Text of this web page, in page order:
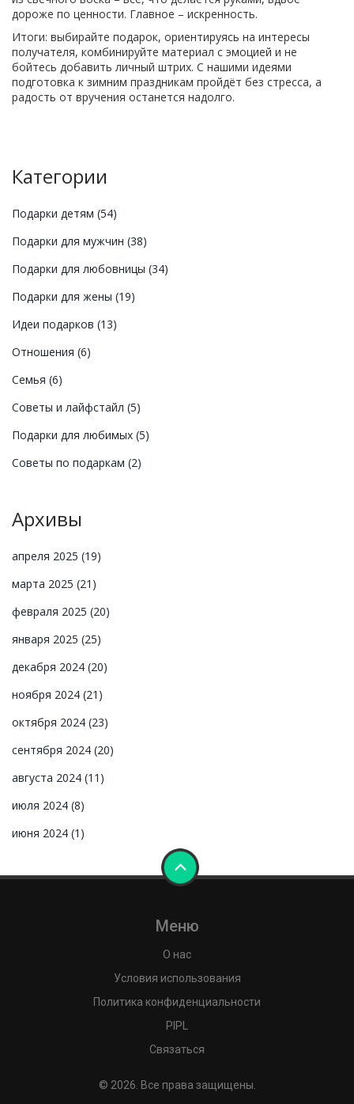
дороже по ценности. Главное – искренность.
Итоги: выбирайте подарок, ориентируясь на интересы
получателя, комбинируйте материал с эмоцией и не
бойтесь добавить личный штрих. С нашими идеями
подготовка к зимним праздникам пройдёт без стресса, а
радость от вручения останется надолго.
Категории
Подарки детям (54)
Подарки для мужчин (38)
Подарки для любовницы (34)
Подарки для жены (19)
Идеи подарков (13)
Отношения (6)
Семья (6)
Советы и лайфстайл (5)
Подарки для любимых (5)
Советы по подаркам (2)
Архивы
апреля 2025 (19)
марта 2025 (21)
февраля 2025 (20)
января 2025 (25)
декабря 2024 (20)
ноября 2024 (21)
октября 2024 (23)
сентября 2024 (20)
августа 2024 (11)
июля 2024 (8)
июня 2024 (1)
Меню
О нас
Условия использования
Политика конфиденциальности
PIPL
Связаться
© 2026. Все права защищены.